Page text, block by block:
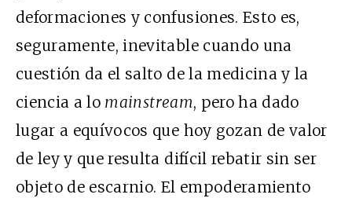
deformaciones y confusiones. Esto es,
seguramente, inevitable cuando una
cuestión da el salto de la medicina y la
ciencia a lo mainstream, pero ha dado
lugar a equívocos que hoy gozan de valor
de ley y que resulta difícil rebatir sin ser
objeto de escarnio. El empoderamiento